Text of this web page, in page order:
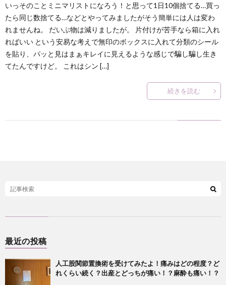
いっそのことミニマリストになろう！と思って1日10個捨てる…買っ
たら同じ数捨てる…などとやってみましたがそう簡単には人は変わ
れませんね。 だいぶ物は減りましたが。 片付けが苦手なら箱に入れ
ればいい という安易な考えで無印のボックスに入れて分類のシール
を貼り、パッと見はまぁキレイに見えるような感じで騙し騙し生き
てたんですけど。 これはシン […]
続きを読む
最近の投稿
人工股関節置換術を受けてみたよ！痛みはどの程度？ど
れくらい続く？出産とどっちが痛い！？麻酔も痛い！？